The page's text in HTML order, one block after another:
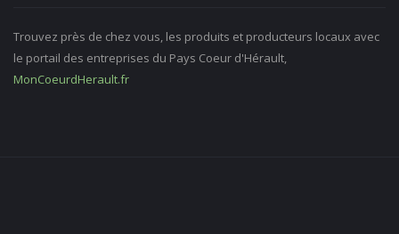
Trouvez près de chez vous, les produits et producteurs locaux avec
le portail des entreprises du Pays Coeur d'Hérault,
MonCoeurdHerault.fr